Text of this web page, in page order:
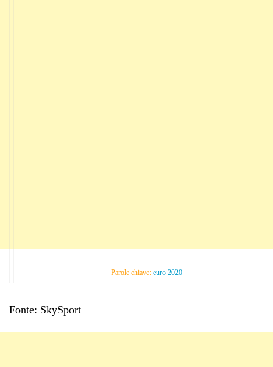
Parole chiave: euro 2020
Fonte: SkySport